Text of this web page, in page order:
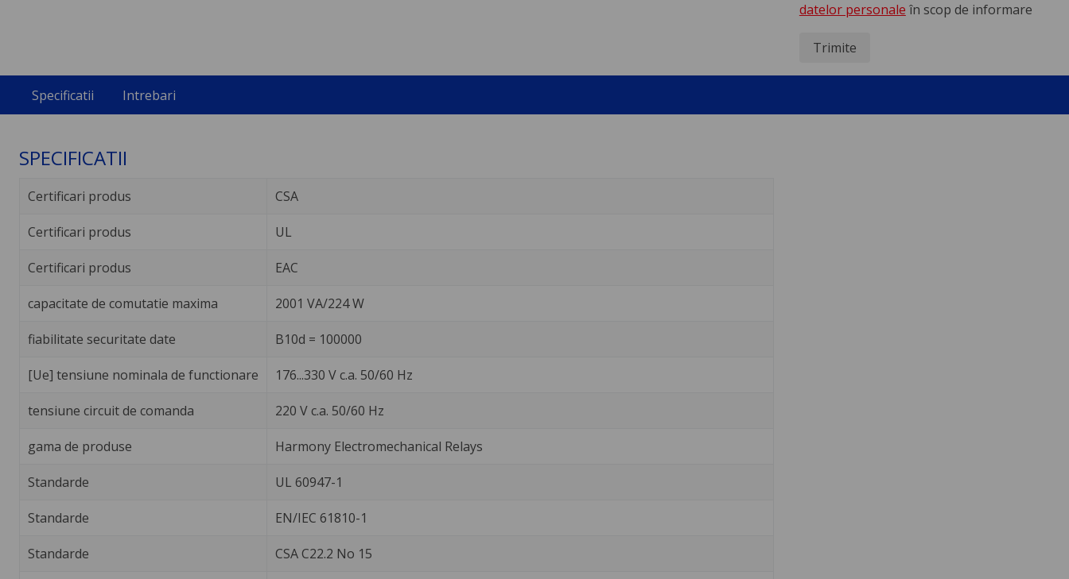
datelor personale în scop de informare
Trimite
Specificatii Intrebari
SPECIFICATII
Certificari produs CSA
Certificari produs UL
Certificari produs EAC
capacitate de comutatie maxima 2001 VA/224 W
fiabilitate securitate date B10d = 100000
[Ue] tensiune nominala de functionare 176...330 V c.a. 50/60 Hz
tensiune circuit de comanda 220 V c.a. 50/60 Hz
gama de produse Harmony Electromechanical Relays
Standarde UL 60947-1
Standarde EN/IEC 61810-1
Standarde CSA C22.2 No 15